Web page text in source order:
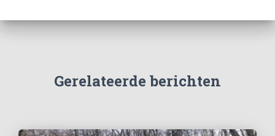
Gerelateerde berichten